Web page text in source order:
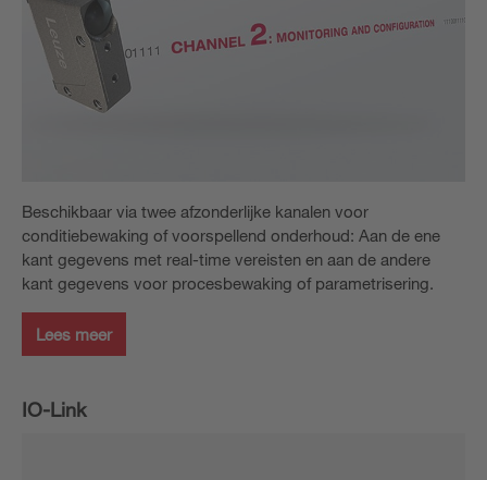
Beschikbaar via twee afzonderlijke kanalen voor
conditiebewaking of voorspellend onderhoud: Aan de ene
kant gegevens met real-time vereisten en aan de andere
kant gegevens voor procesbewaking of parametrisering.
Lees meer
IO-Link